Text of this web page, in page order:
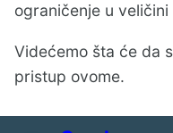
ograničenje u
Videćemo šta će da
pristup ovome.